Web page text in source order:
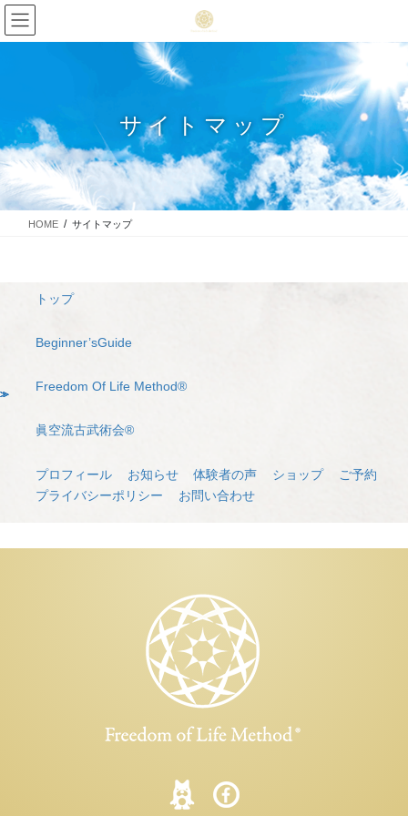
サイトマップ
HOME サイトマップ
トップ
Beginner’sGuide
Freedom Of Life Method®
眞空流古武術会®
プロフィール お知らせ 体験者の声 ショップ
ご予約
プライバシーポリシー
お問い合わせ